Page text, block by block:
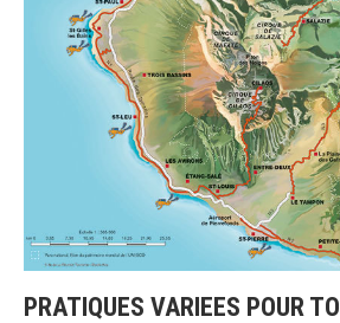
PRATIQUES VARIEES POUR